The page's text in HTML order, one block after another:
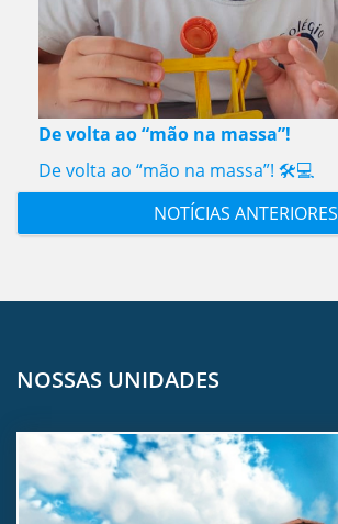
De volta ao “mão na massa”!
De volta ao “mão na massa”! 🛠️💻
NOTÍCIAS ANTERIORES
NOSSAS UNIDADES